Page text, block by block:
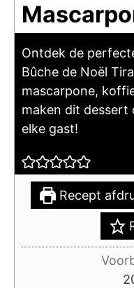
Ontdek de
Bûche de Noël
mascarpone,
maken dit dessert
elke gast!
Recept